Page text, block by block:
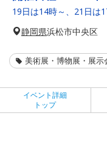
19日は14時～、21日は
静岡県浜松市中央区
美術展・博物展・展示
イベント詳細
トップ